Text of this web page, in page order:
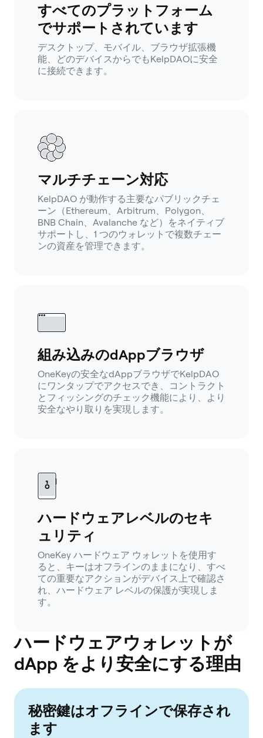
すべてのプラットフォーム
でサポートされています
デスクトップ、モバイル、ブラウザ拡張機
能、どのデバイスからでもKelpDAOに安全
に接続できます。
マルチチェーン対応
KelpDAO が動作する主要なパブリックチェ
ーン（Ethereum、Arbitrum、Polygon、
BNB Chain、Avalanche など）をネイティブ
サポートし、1 つのウォレットで複数チェー
ンの資産を管理できます。
組み込みのdAppブラウザ
OneKeyの安全なdAppブラウザでKelpDAO
にワンタップでアクセスでき、コントラクト
とフィッシングのチェック機能により、より
安全なやり取りを実現します。
ハードウェアレベルのセキ
ュリティ
OneKey ハードウェア ウォレットを使用す
ると、キーはオフラインのままになり、すべ
ての重要なアクションがデバイス上で確認さ
れ、ハードウェア レベルの保護が実現しま
す。
ハードウェアウォレットが
dApp をより安全にする理由
秘密鍵はオフラインで保存され
ます